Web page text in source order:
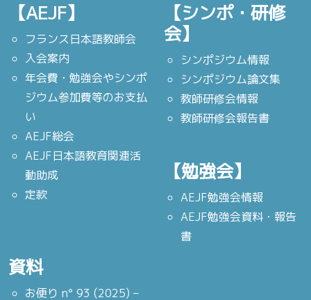
【AEJF】
フランス日本語教師会
入会案内
年会費・勉強会やシンポ
ジウム参加費等のお支払
い
AEJF総会
AEJF日本語教育関連活
動助成
定款
【シンポ・研修
会】
シンポジウム情報
シンポジウム論文集
教師研修会情報
教師研修会報告書
【勉強会】
AEJF勉強会情報
AEJF勉強会資料・報告
書
資料
お便り n° 93 (2025) –